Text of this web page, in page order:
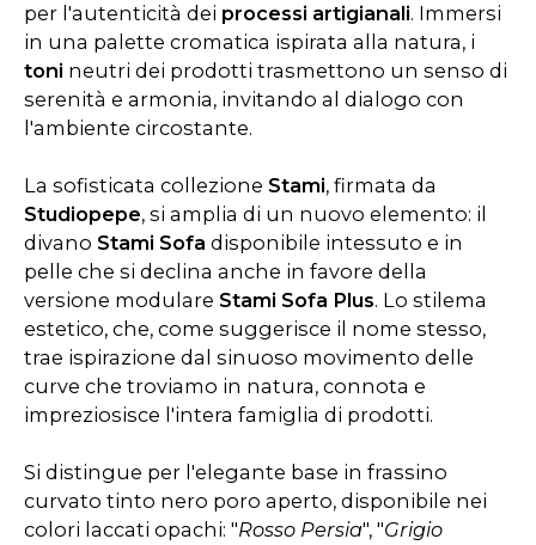
per l'autenticità dei processi artigianali. Immersi
in una palette cromatica ispirata alla natura, i
toni neutri dei prodotti trasmettono un senso di
serenità e armonia, invitando al dialogo con
l'ambiente circostante.
La sofisticata collezione Stami, firmata da
Studiopepe, si amplia di un nuovo elemento: il
divano Stami Sofa disponibile intessuto e in
pelle che si declina anche in favore della
versione modulare Stami Sofa Plus. Lo stilema
estetico, che, come suggerisce il nome stesso,
trae ispirazione dal sinuoso movimento delle
curve che troviamo in natura, connota e
impreziosisce l'intera famiglia di prodotti.
Si distingue per l'elegante base in frassino
curvato tinto nero poro aperto, disponibile nei
colori laccati opachi: "Rosso Persia", "Grigio